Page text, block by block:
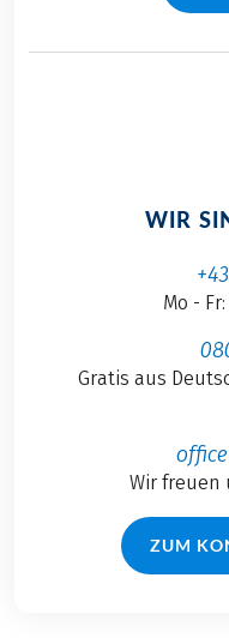
WIR
Mo -
Gratis aus
Wir freuen
ZUM